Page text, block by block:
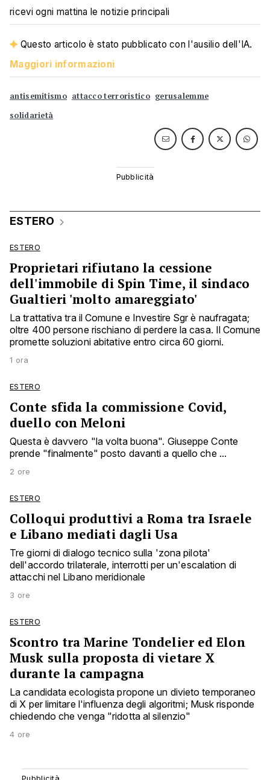
ricevi ogni mattina le notizie principali
Questo articolo è stato pubblicato con l'ausilio dell'IA.
Maggiori informazioni
antisemitismo attacco terroristico gerusalemme
solidarietà
ESTERO
ESTERO
Proprietari rifiutano la cessione
dell'immobile di Spin Time, il sindaco
Gualtieri 'molto amareggiato'
La trattativa tra il Comune e Investire Sgr è naufragata;
oltre 400 persone rischiano di perdere la casa. Il Comune
promette soluzioni abitative entro circa 60 giorni.
1 ora
ESTERO
Conte sfida la commissione Covid,
duello con Meloni
Questa è davvero "la volta buona". Giuseppe Conte
prende "finalmente" posto davanti a quello che ...
2 ore
ESTERO
Colloqui produttivi a Roma tra Israele
e Libano mediati dagli Usa
Tre giorni di dialogo tecnico sulla 'zona pilota'
dell'accordo trilaterale, interrotti per un'escalation di
attacchi nel Libano meridionale
3 ore
ESTERO
Scontro tra Marine Tondelier ed Elon
Musk sulla proposta di vietare X
durante la campagna
La candidata ecologista propone un divieto temporaneo
di X per limitare l'influenza degli algoritmi; Musk risponde
chiedendo che venga "ridotta al silenzio"
4 ore